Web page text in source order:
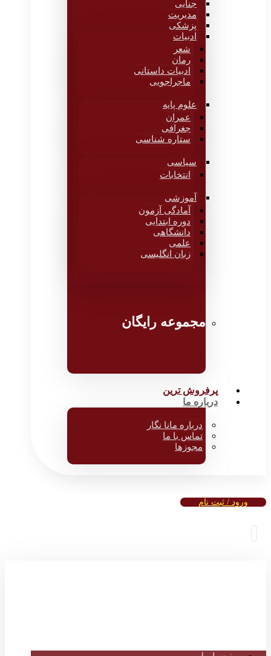
جنایی
مدیریت
پزشکی
ادبیات
شعر
رمان
ادبیات داستانی
ماجراجویی
علوم پایه
عمران
جغرافی
ستاره شناسی
سیاسی
انتخابات
آموزشی
آمادگی آزمون
دوره ابتدایی
دانشگاهی
علمی
زبان انگلیسی
مجموعه رایگان
پرفروش ترین
درباره ما
درباره مانا نگار
تماس با ما
مجوزها
ورود / ثبت نام